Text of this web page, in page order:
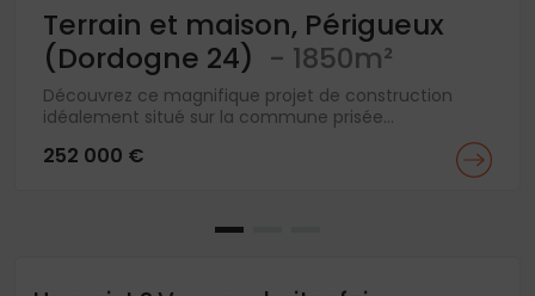
Terrain et maison, Périgueux
(Dordogne 24) - 1850m²
Découvrez ce magnifique projet de construction
idéalement situé sur la commune prisée...
252 000 €